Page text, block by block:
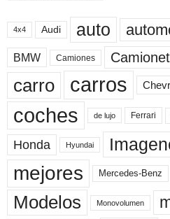
4x4 Audi auto
BMW Camiones
carro carros
coches de lujo Ferrari
Honda Hyundai
mejores Mercedes-Benz
Modelos Monovolumen